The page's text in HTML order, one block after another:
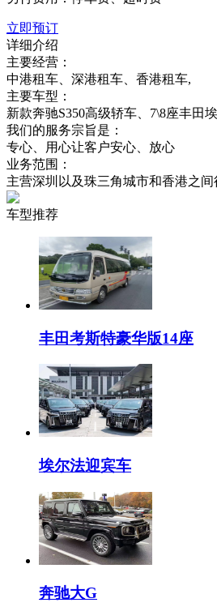
立即预订
详细介绍
主要经营：
中港租车、深港租车、香港租车,
主要车型：
新款奔驰S350高级轿车、7\8座丰田
我们的服务宗旨是：
专心、用心让客户安心、放心
业务范围：
主营深圳以及珠三角城市和香港之
车型推荐
丰田考斯特豪华版14座
埃尔法迎宾车
奔驰大G